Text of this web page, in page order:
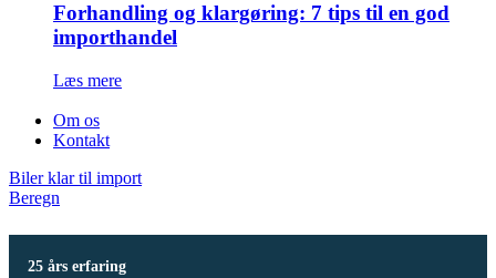
Forhandling og klargøring: 7 tips til en god
importhandel
Læs mere
Om os
Kontakt
Biler klar til import
Beregn
25 års erfaring